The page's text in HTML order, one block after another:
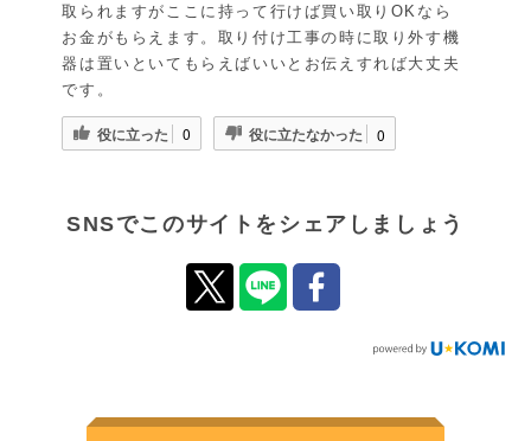
取られますがここに持って行けば買い取りOKなら
お金がもらえます。取り付け工事の時に取り外す機
器は置いといてもらえばいいとお伝えすれば大丈夫
です。
役に立った 0 役に立たなかった 0
SNSでこのサイトをシェアしましょう